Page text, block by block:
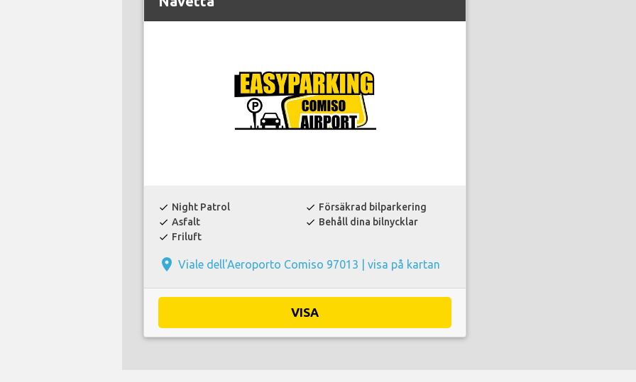
check Night Patrol check Försäkrad bilparkering
check Asfalt check Behåll dina bilnycklar
check Friluft
place Viale dell'Aeroporto Comiso 97013 | visa på kartan
VISA